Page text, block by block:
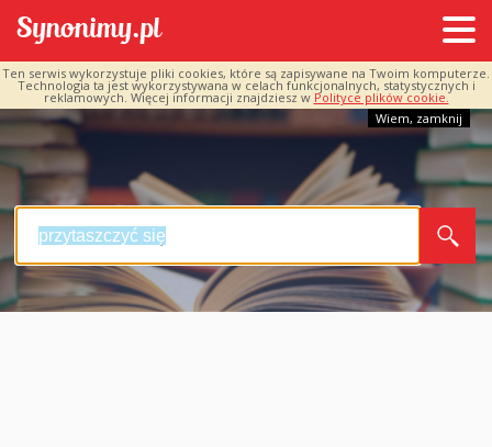
Ten serwis wykorzystuje pliki cookies, które są zapisywane na Twoim komputerze.
Technologia ta jest wykorzystywana w celach funkcjonalnych, statystycznych i
reklamowych. Więcej informacji znajdziesz w Polityce plików cookie.
Wiem, zamknij